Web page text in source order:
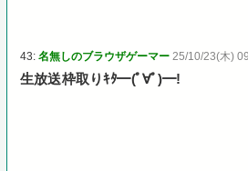
43:名無しのブラウザゲーマー 25/10/23(木)
生放送枠取りｷﾀ━(ﾟ∀ﾟ)━!